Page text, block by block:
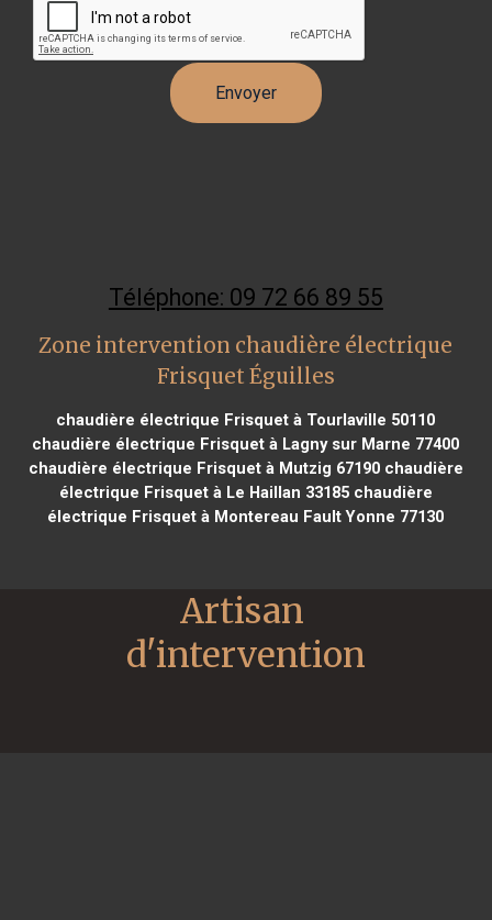
Téléphone: 09 72 66 89 55
Zone intervention chaudière électrique
Frisquet Éguilles
chaudière électrique Frisquet à Tourlaville 50110
chaudière électrique Frisquet à Lagny sur Marne 77400
chaudière électrique Frisquet à Mutzig 67190chaudière
électrique Frisquet à Le Haillan 33185chaudière
électrique Frisquet à Montereau Fault Yonne 77130
Artisan
d'intervention